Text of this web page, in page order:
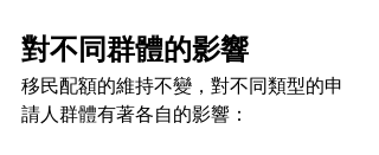
對不同群體的影響
移民配額的維持不變，對不同類型的申
請人群體有著各自的影響：